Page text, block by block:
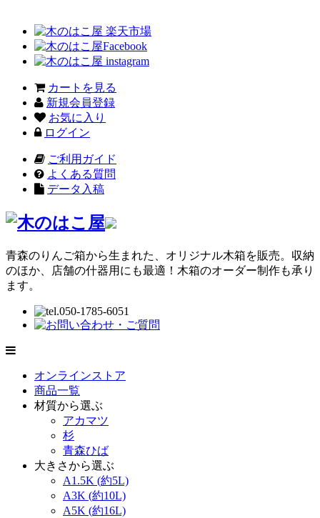
カートを見る
新規会員登録
お気に入り
ログイン
ご利用ガイド
よくある質問
データ入稿
青森のりんご箱から生まれた、オリジナル木箱を販売。収納
のほか、店舗の什器用にも最適！木箱のオーダー制作も承り
ます。
オンラインストア
商品一覧
材質から選ぶ
アカマツ
杉
青森ひば
大きさから選ぶ
A1.5K (約5L)
A3K (約10L)
A5K (約16L)